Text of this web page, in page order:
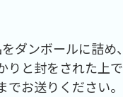
ダンボールに詰め、
りと封をされた上で
でお送りください。